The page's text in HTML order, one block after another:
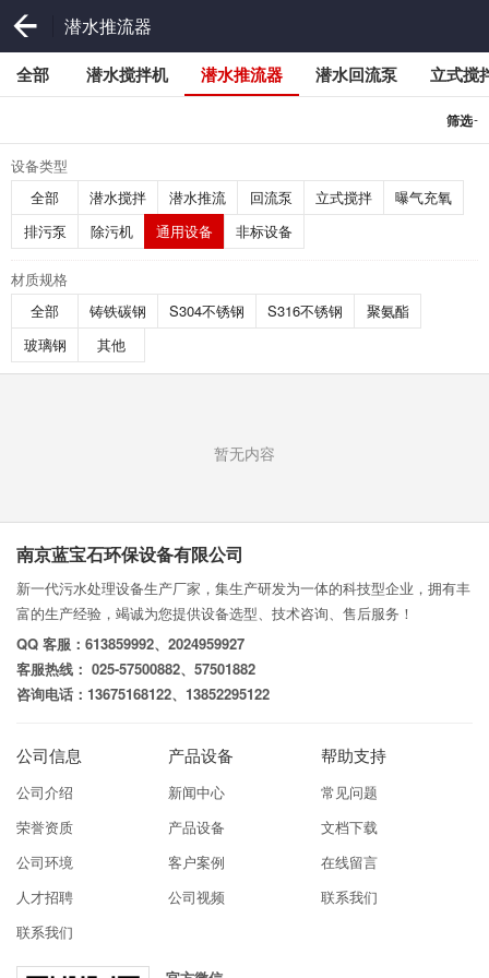
潜水推流器
全部 潜水搅拌机 潜水推流器 潜水回流泵 立式搅
筛选-
设备类型
全部
潜水搅拌 潜水推流 回流泵 立式搅拌
曝气充氧
排污泵
除污机 通用设备 非标设备
材质规格
全部
铸铁碳钢 S304不锈钢 S316不锈钢
聚氨酯
玻璃钢
其他
暂无内容
南京蓝宝石环保设备有限公司
新一代污水处理设备生产厂家，集生产研发为一体的科技型企业，拥有丰
富的生产经验，竭诚为您提供设备选型、技术咨询、售后服务！
QQ 客服：613859992、2024959927
客服热线： 025-57500882、57501882
咨询电话：13675168122、13852295122
公司信息
公司介绍
荣誉资质
公司环境
人才招聘
联系我们
产品设备
新闻中心
产品设备
客户案例
公司视频
帮助支持
常见问题
文档下载
在线留言
联系我们